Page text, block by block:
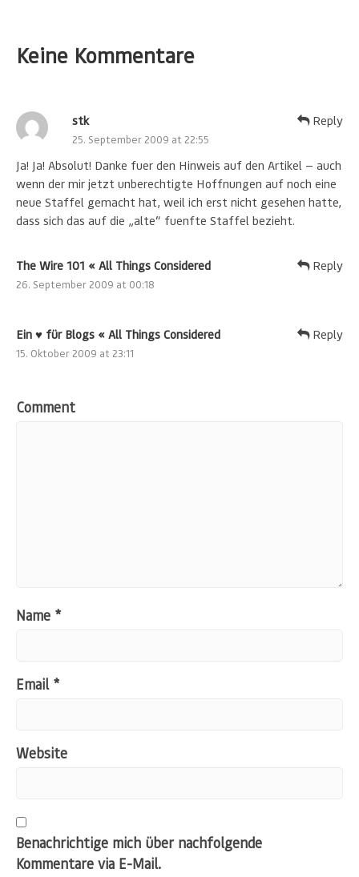
Keine Kommentare
stk
25. September 2009 at 22:55
Ja! Ja! Absolut! Danke fuer den Hinweis auf den Artikel — auch
wenn der mir jetzt unberechtigte Hoffnungen auf noch eine
neue Staffel gemacht hat, weil ich erst nicht gesehen hatte,
dass sich das auf die „alte“ fuenfte Staffel bezieht.
Reply
The Wire 101 « All Things Considered
26. September 2009 at 00:18
Reply
Ein ♥ für Blogs « All Things Considered
15. Oktober 2009 at 23:11
Reply
Comment
Name *
Email *
Website
Benachrichtige mich über nachfolgende
Kommentare via E-Mail.